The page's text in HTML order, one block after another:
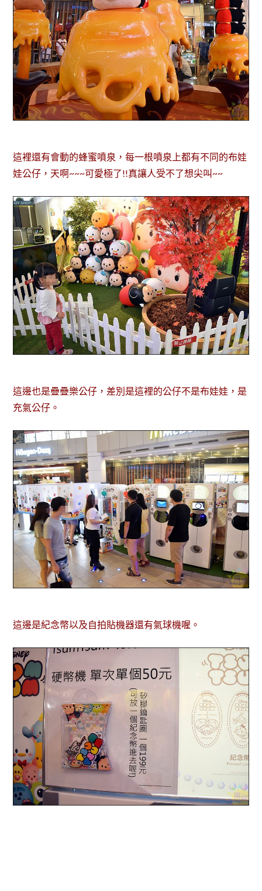
這裡還有會動的蜂蜜噴泉，每一根噴泉上都有不同的布娃
娃公仔，天啊~~~可愛極了!!真讓人受不了想尖叫~~
這邊也是疊疊樂公仔，差別是這裡的公仔不是布娃娃，是
充氣公仔。
這邊是紀念幣以及自拍貼機器還有氣球機喔。